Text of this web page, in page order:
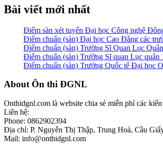
Bài viết mới nhất
Điểm sàn xét tuyển Đại học Công nghệ
Điểm chuẩn (sàn) Đại học Cao Đẳng các
Điểm chuẩn (sàn) Trường Sĩ Quan Lục
Điểm chuẩn (sàn) Trường Sĩ quan Lục
Điểm chuẩn (sàn) Trường Quốc tế Đại học
Footer
About Ôn thi ĐGNL
Onthidgnl.com là website chia sẻ miễn phí các
Liên hệ:
Phone: 0862902394
Địa chỉ: P. Nguyễn Thị Thập, Trung Hoà, Cầu
Mail: info@onthidgnl.com